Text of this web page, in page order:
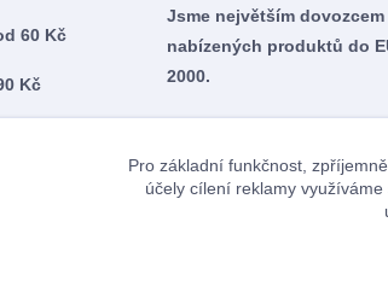
60 Kč
Kč
Jsme největším dovozcem
nabízených produktů do
2000.
Pro základní funkčnost,
účely cílení reklamy